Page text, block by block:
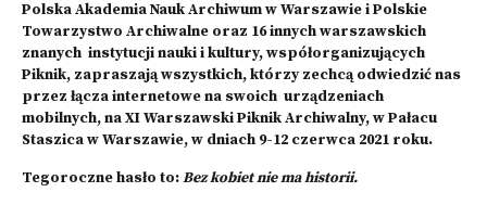
Polska Akademia Nauk Archiwum w Warszawie i Polskie
Towarzystwo Archiwalne oraz 16 innych warszawskich
znanych instytucji nauki i kultury, współorganizujących
Piknik, zapraszają wszystkich, którzy zechcą odwiedzić nas
przez łącza internetowe na swoich urządzeniach
mobilnych, na XI Warszawski Piknik Archiwalny, w Pałacu
Staszica w Warszawie, w dniach 9-12 czerwca 2021 roku.
Tegoroczne hasło to:Bez kobiet nie ma historii.